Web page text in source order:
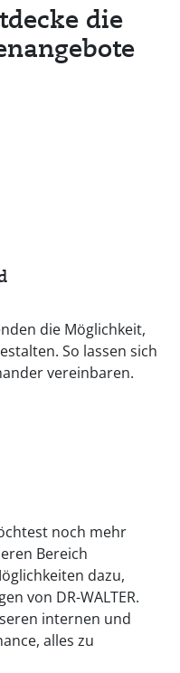
die
die Möglichkeit,
So lassen sich
vereinbaren.
noch mehr
Bereich
dazu,
von DR-WALTER.
internen und
alles zu